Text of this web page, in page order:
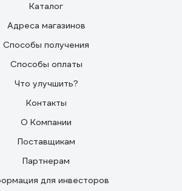
Каталог
Адреса магазинов
Способы получения
Способы оплаты
Что улучшить?
Контакты
О Компании
Поставщикам
Партнерам
для инвесторов